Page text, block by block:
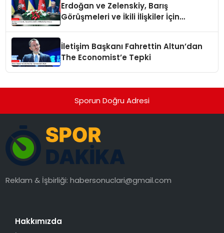
Erdoğan ve Zelenskiy, Barış
Görüşmeleri ve İkili İlişkiler İçin
İletişim Başkanı Fahrettin Altun’dan
The Economist’e Tepki
Sporun Doğru Adresi
Reklam & İşbirliği:habersonuclari@gmail.com
Hakkımızda